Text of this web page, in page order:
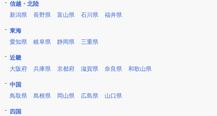
信越・北陸
新潟県
長野県 富山県 石川県 福井県
東海
愛知県
岐阜県 静岡県 三重県
近畿
大阪府
兵庫県 京都府 滋賀県 奈良県 和歌山県
中国
鳥取県
島根県 岡山県 広島県 山口県
四国